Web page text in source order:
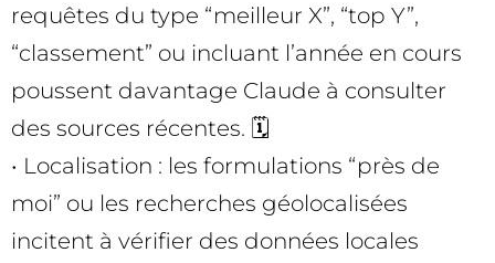
requêtes du type “meilleur X”, “top Y”,
“classement” ou incluant l’année en cours
poussent davantage Claude à consulter
des sources récentes. 🗓️
• Localisation : les formulations “près de
moi” ou les recherches géolocalisées
incitent à vérifier des données locales